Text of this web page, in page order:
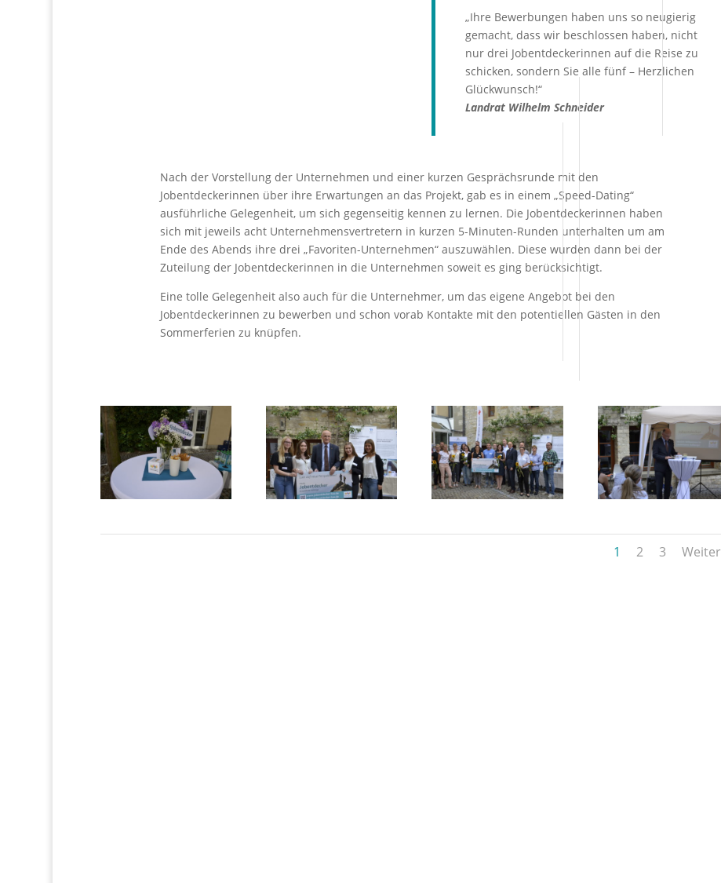
„Ihre Bewerbungen haben uns so neugierig
gemacht, dass wir beschlossen haben, nicht
nur drei Jobentdeckerinnen auf die Reise zu
schicken, sondern Sie alle fünf – Herzlichen
Glückwunsch!“
Landrat Wilhelm Schneider
Nach der Vorstellung der Unternehmen und einer kurzen Gesprächsrunde mit den
Jobentdeckerinnen über ihre Erwartungen an das Projekt, gab es in einem „Speed-Dating“
ausführliche Gelegenheit, um sich gegenseitig kennen zu lernen. Die Jobentdeckerinnen haben
sich mit jeweils acht Unternehmensvertretern in kurzen 5-Minuten-Runden unterhalten um am
Ende des Abends ihre drei „Favoriten-Unternehmen“ auszuwählen. Diese wurden dann bei der
Zuteilung der Jobentdeckerinnen in die Unternehmen soweit es ging berücksichtigt.
Eine tolle Gelegenheit also auch für die Unternehmer, um das eigene Angebot bei den
Jobentdeckerinnen zu bewerben und schon vorab Kontakte mit den potentiellen Gästen in den
Sommerferien zu knüpfen.
1 2 3 Weiter